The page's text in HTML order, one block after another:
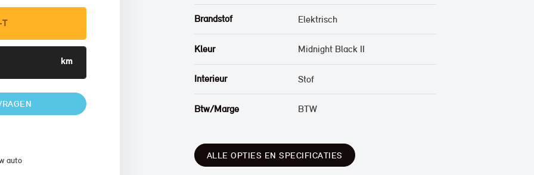
auto
Brandstof Elektrisch
Kleur Midnight Black II
Interieur Stof
Btw/Marge BTW
ALLE OPTIES EN SPECIFICATIES